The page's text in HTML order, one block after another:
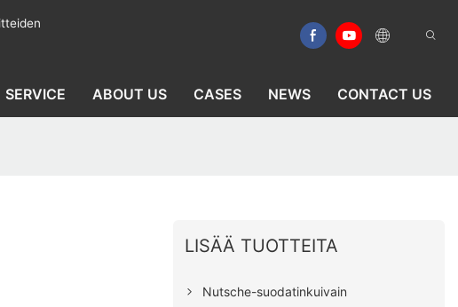
SERVICE ABOUT US CASES NEWS CONTACT US
LISÄÄ TUOTTEITA
Nutsche-suodatinkuivain